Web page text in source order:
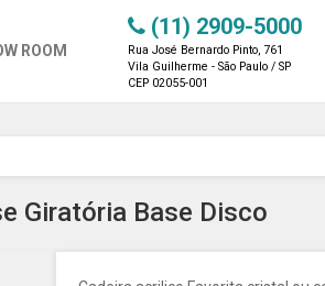
ROOM
(11) 2909-5000
Rua José Bernardo Pinto, 761
Vila Guilherme - São Paulo / SP
CEP 02055-001
Giratória Base Disco